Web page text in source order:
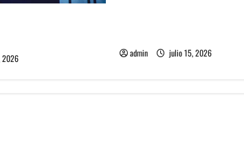
2026 admin julio 15, 2026